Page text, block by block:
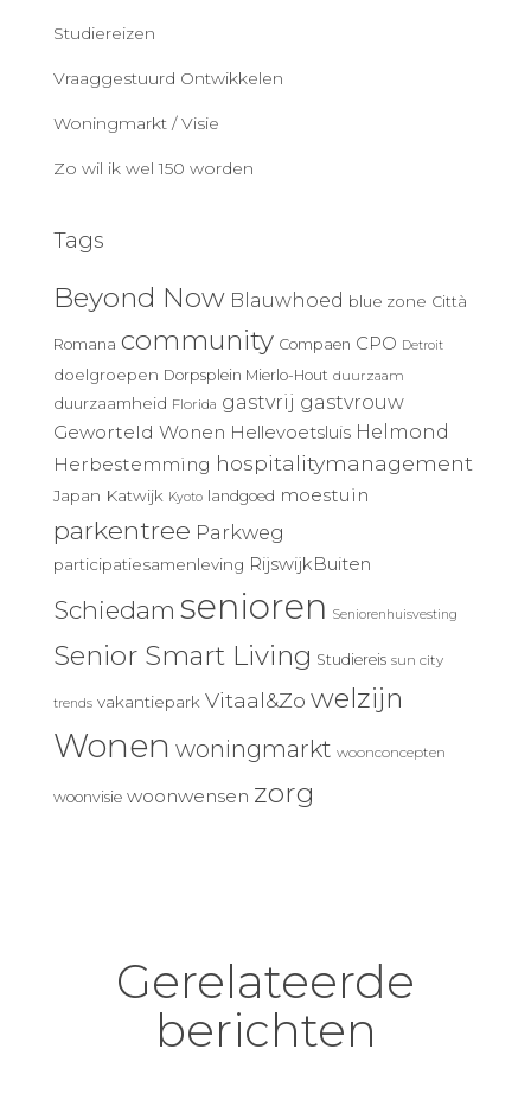
Studiereizen
Vraaggestuurd Ontwikkelen
Woningmarkt / Visie
Zo wil ik wel 150 worden
Tags
Beyond Now Blauwhoed blue zone Città
Romana community Compaen CPO Detroit
doelgroepen Dorpsplein Mierlo-Hout duurzaam
duurzaamheid Florida gastvrij gastvrouw
Geworteld Wonen Hellevoetsluis Helmond
Herbestemming hospitalitymanagement
Japan Katwijk Kyoto landgoed moestuin
parkentree Parkweg
participatiesamenleving RijswijkBuiten
Schiedam senioren Seniorenhuisvesting
Senior Smart Living Studiereis sun city
trends vakantiepark Vitaal&Zo welzijn
Wonen woningmarkt woonconcepten
woonvisie woonwensen zorg
Gerelateerde
berichten